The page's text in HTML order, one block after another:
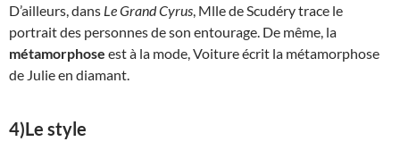
D’ailleurs, dans Le Grand Cyrus, Mlle de Scudéry trace le
portrait des personnes de son entourage. De même, la
métamorphose est à la mode, Voiture écrit la métamorphose
de Julie en diamant.
4)Le style